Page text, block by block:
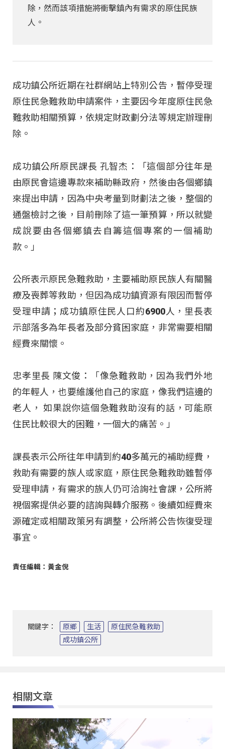
除，然而該項措施將衝擊鎮內有需求的原住民族
人。
成功鎮公所近期在社群網站上特別公告，暫停受理
原住民急難救助申請案件，主要因今年度原住民急
難救助相關預算，依規定財政劃分法等規定辦理刪
除。
成功鎮公所原民課長 孔智杰：「這個部分往年是
由原民會這邊專款來補助縣政府，然後由各個鄉鎮
來提出申請，因為中央考量到財劃法之後，整個的
通盤檢討之後，目前刪除了這一筆預算，所以就變
成說要由各個鄉鎮去自籌這個專案的一個補助
款。」
公所表示原民急難救助，主要補助原民族人有關醫
療及喪葬等救助，但因為成功鎮資源有限因而暫停
受理申請；成功鎮原住民人口約6900人，里長表
示部落多為年長者及部分貧困家庭，非常需要相關
經費來關懷。
忠孝里長 陳文俊：「像急難救助，因為我們外地
的年輕人，也要維護他自己的家庭，像我們這邊的
老人， 如果說你這個急難救助沒有的話，可能原
住民比較很大的困難，一個大的痛苦。」
課長表示公所往年申請到約40多萬元的補助經費，
救助有需要的族人或家庭，原住民急難救助雖暫停
受理申請，有需求的族人仍可洽詢社會課，公所將
視個案提供必要的諮詢與轉介服務。後續如經費來
源確定或相關政策另有調整，公所將公告恢復受理
事宜。
責任編輯：黃金倪
關鍵字： 原鄉 生活
原住民急難救助
成功鎮公所
相關文章